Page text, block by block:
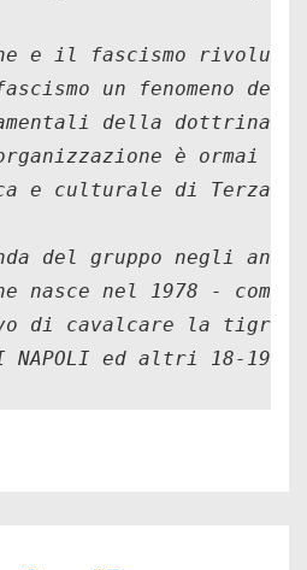
e il fascismo
un fenomeno
della dottrina
è ormai
e culturale di Terza
del gruppo negli anni
nasce nel 1978 -
di cavalcare la tigre
NAPOLI ed altri 18-19